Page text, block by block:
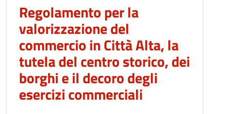
Regolamento per la
valorizzazione del
commercio in Città Alta, la
tutela del centro storico, dei
borghi e il decoro degli
esercizi commerciali